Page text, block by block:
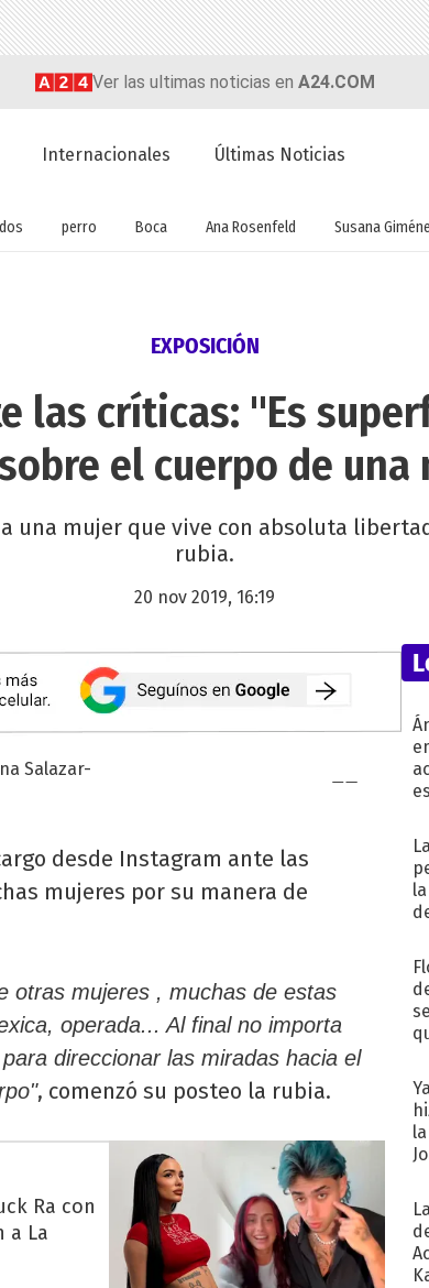
Ver las ultimas noticias en A24.COM
Internacionales Últimas Noticias
perro Boca Ana Rosenfeld Susana
EXPOSICIÓN
las críticas: "Es
el cuerpo de una
una mujer que vive con absoluta
rubia.
20 nov 2019, 16:19
desde Instagram ante las
mujeres por su manera de
otras mujeres , muchas de estas
operada... Al final no importa
direccionar las miradas hacia el
, comenzó su posteo la rubia.
Ra con
a La